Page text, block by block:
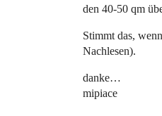
den 40-50 qm
Stimmt das,
Nachlesen).
danke…
mipiace